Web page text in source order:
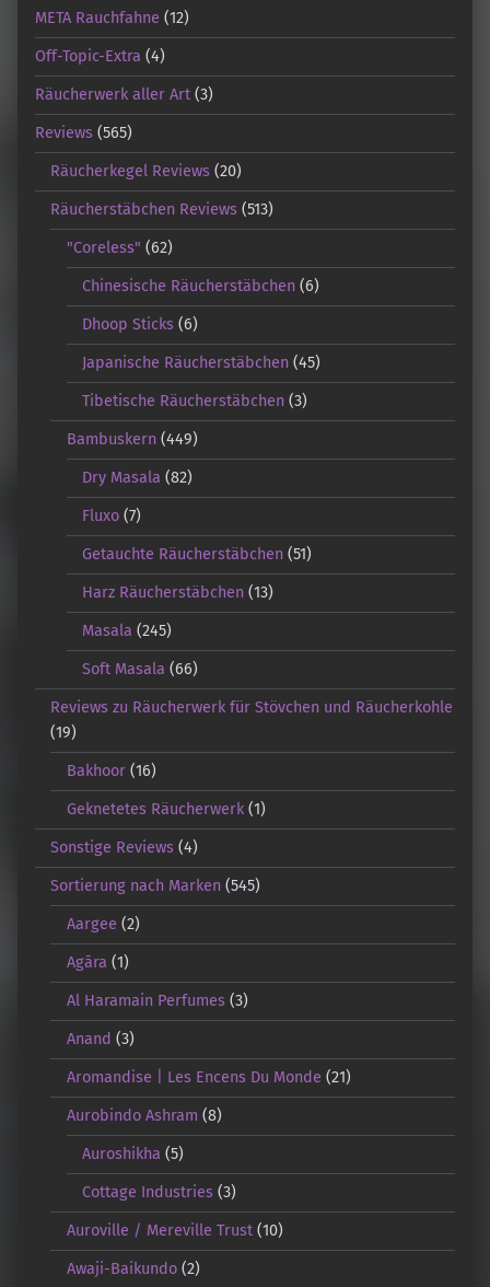
META Rauchfahne (12)
Off-Topic-Extra (4)
Räucherwerk aller Art (3)
Reviews (565)
Räucherkegel Reviews (20)
Räucherstäbchen Reviews (513)
"Coreless" (62)
Chinesische Räucherstäbchen (6)
Dhoop Sticks (6)
Japanische Räucherstäbchen (45)
Tibetische Räucherstäbchen (3)
Bambuskern(449)
Dry Masala (82)
Fluxo (7)
Getauchte Räucherstäbchen (51)
Harz Räucherstäbchen (13)
Masala (245)
Soft Masala (66)
Reviews zu Räucherwerk für Stövchen und Räucherkohle
(19)
Bakhoor(16)
Geknetetes Räucherwerk(1)
Sonstige Reviews (4)
Sortierung nach Marken (545)
Aargee (2)
Agāra (1)
Al Haramain Perfumes(3)
Anand (3)
Aromandise | Les Encens Du Monde (21)
Aurobindo Ashram (8)
Auroshikha (5)
Cottage Industries (3)
Auroville / Mereville Trust(10)
Awaji-Baikundo(2)